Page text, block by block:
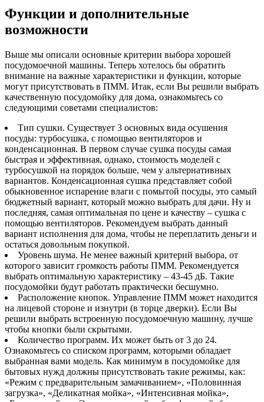
Функции и дополнительные
возможности
Выше мы описали основные критерии выбора хорошей
посудомоечной машины. Теперь хотелось бы обратить
внимание на важные характеристики и функции, которые
могут присутствовать в ПММ. Итак, если Вы решили выбрать
качественную посудомойку для дома, ознакомьтесь со
следующими советами специалистов:
Тип сушки. Существует 3 основных вида осушения
посуды: турбосушка, с помощью вентиляторов и
конденсационная. В первом случае сушка посуды самая
быстрая и эффективная, однако, стоимость моделей с
турбосушкой на порядок больше, чем у альтернативных
вариантов. Конденсационная сушка представляет собой
обыкновенное испарение влаги с помытой посуды, это самый
бюджетный вариант, который можно выбрать для дачи. Ну и
последняя, самая оптимальная по цене и качеству – сушка с
помощью вентиляторов. Рекомендуем выбрать данный
вариант исполнения для дома, чтобы не переплатить деньги и
остаться довольным покупкой.
Уровень шума. Не менее важный критерий выбора, от
которого зависит громкость работы ПММ. Рекомендуется
выбрать оптимальную характеристику – 43-45 дБ. Такие
посудомойки будут работать практически бесшумно.
Расположение кнопок. Управление ПММ может находится
на лицевой стороне и изнутри (в торце дверки). Если Вы
решили выбрать встроенную посудомоечную машину, лучше
чтобы кнопки были скрытыми.
Количество программ. Их может быть от 3 до 24.
Ознакомьтесь со списком программ, которыми обладает
выбранная вами модель. Как минимум в посудомойке для
бытовых нужд должны присутствовать такие режимы, как:
«Режим с предварительным замачиванием», «Половинная
загрузка», «Деликатная мойка», «Интенсивная мойка»,